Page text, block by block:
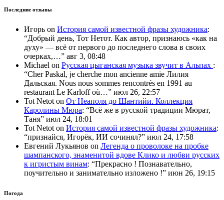
Последние отзывы
Игорь on История самой известной фразы художника:
“Добрый день, Тот Нетот. Как автор, признаюсь «как на
духу» — всё от первого до последнего слова в своих
очерках,…” авг 3, 08:48
Michael on Русская цыганская музыка звучит в Альпах :
“Cher Paskal, je cherche mon ancienne amie Лилия
Дальская. Nous nous sommes rencontrés en 1991 au
restaurant Le Karloff où…” июл 26, 22:57
Tot Netot on От Неаполя до Шантийи. Коллекция
Каролины Мюра: “Всё же в русской традиции Мюрат,
Таня” июл 24, 18:01
Tot Netot on История самой известной фразы художника:
“признайся, Игорёк, ИИ сочинял?” июл 24, 17:58
Евгений Лукьянов on Легенда о проволоке на пробке
шампанского, знаменитой вдове Клико и любви русских
к игристым винам: “Прекрасно ! Познавательно,
поучительно и занимательно изложено !” июн 26, 19:15
Погода